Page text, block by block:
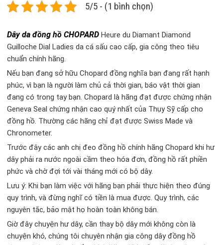
5/5 - (1 bình chọn)
Dây da đồng hồ CHOPARD Heure du Diamant Diamond
Guilloche Dial Ladies da cá sấu cao cấp, gia công theo tiêu
chuẩn chính hãng.
Nếu bạn đang sở hữu Chopard đồng nghĩa bạn đang rất hạnh
phúc, vì bạn là người làm chủ cả thời gian, báo vật thời gian
đang có trong tay bạn. Chopard là hãng đạt được chứng nhận
Geneva Seal chứng nhận cao quý nhất của Thụy Sỹ cấp cho
đồng hồ. Thường các hãng chỉ đạt được Swiss Made và
Chronometer.
Trước đây các anh chị đeo đồng hồ chính hãng Chopard khi hư
dây phải ra nước ngoài cầm theo hóa đơn, đồng hồ rất phiền
phức và chờ đợi tới vài tháng mới có bộ dây.
Lưu ý: Khi bạn làm việc với hãng bạn phải thực hiện theo đúng
quy trình, và đừng nghĩ có tiền là mua được. Quy trình, các
nguyên tắc, bảo mật họ hoàn toàn không bán.
Giờ đây chuyện hư dây, cần thay bộ dây mới không còn là
chuyện khó, chúng tôi chuyên nhận gia công dây đồng hồ